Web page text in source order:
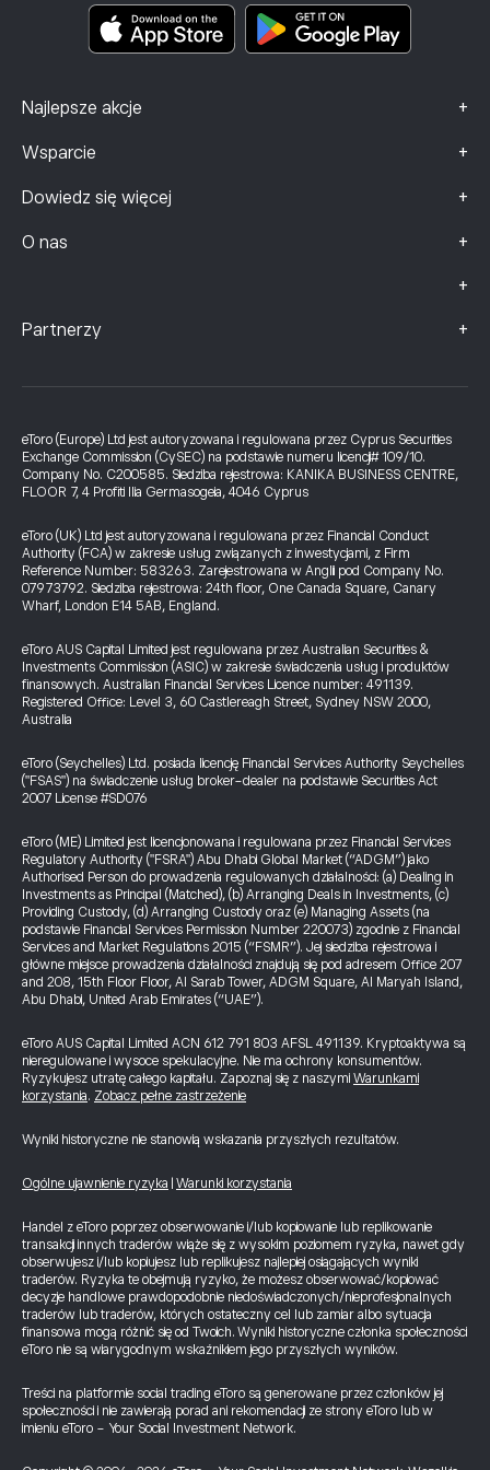
Najlepsze akcje +
Wsparcie +
Dowiedz się więcej +
O nas +
+
Dane dotyczące skarg (klienci FCA)
Partnerzy +
eToro (Europe) Ltd jest autoryzowana i regulowana przez Cyprus Securities
Exchange Commission (CySEC) na podstawie numeru licencji# 109/10.
Company No. C200585. Siedziba rejestrowa: KANIKA BUSINESS CENTRE,
FLOOR 7, 4 Profiti Ilia Germasogeia, 4046 Cyprus
eToro (UK) Ltd jest autoryzowana i regulowana przez Financial Conduct
Authority (FCA) w zakresie usług związanych z inwestycjami, z Firm
Reference Number: 583263. Zarejestrowana w Anglii pod Company No.
07973792. Siedziba rejestrowa: 24th floor, One Canada Square, Canary
Wharf, London E14 5AB, England.
eToro AUS Capital Limited jest regulowana przez Australian Securities &
Investments Commission (ASIC) w zakresie świadczenia usług i produktów
finansowych. Australian Financial Services Licence number: 491139.
Registered Office: Level 3, 60 Castlereagh Street, Sydney NSW 2000,
Australia
eToro (Seychelles) Ltd. posiada licencję Financial Services Authority Seychelles
("FSAS") na świadczenie usług broker-dealer na podstawie Securities Act
2007 License #SD076
eToro (ME) Limited jest licencjonowana i regulowana przez Financial Services
Regulatory Authority ("FSRA") Abu Dhabi Global Market (“ADGM”) jako
Authorised Person do prowadzenia regulowanych działalności: (a) Dealing in
Investments as Principal (Matched), (b) Arranging Deals in Investments, (c)
Providing Custody, (d) Arranging Custody oraz (e) Managing Assets (na
podstawie Financial Services Permission Number 220073) zgodnie z Financial
Services and Market Regulations 2015 (“FSMR”). Jej siedziba rejestrowa i
główne miejsce prowadzenia działalności znajdują się pod adresem Office 207
and 208, 15th Floor Floor, Al Sarab Tower, ADGM Square, Al Maryah Island,
Abu Dhabi, United Arab Emirates (“UAE”).
eToro AUS Capital Limited ACN 612 791 803 AFSL 491139. Kryptoaktywa są
nieregulowane i wysoce spekulacyjne. Nie ma ochrony konsumentów.
Ryzykujesz utratę całego kapitału. Zapoznaj się z naszymi Warunkami
korzystania. Zobacz pełne zastrzeżenie
Wyniki historyczne nie stanowią wskazania przyszłych rezultatów.
Ogólne ujawnienie ryzyka Warunki korzystania
Handel z eToro poprzez obserwowanie i/lub kopiowanie lub replikowanie
transakcji innych traderów wiąże się z wysokim poziomem ryzyka, nawet gdy
obserwujesz i/lub kopiujesz lub replikujesz najlepiej osiągających wyniki
traderów. Ryzyka te obejmują ryzyko, że możesz obserwować/kopiować
decyzje handlowe prawdopodobnie niedoświadczonych/nieprofesjonalnych
traderów lub traderów, których ostateczny cel lub zamiar albo sytuacja
finansowa mogą różnić się od Twoich. Wyniki historyczne członka społeczności
eToro nie są wiarygodnym wskaźnikiem jego przyszłych wyników.
Treści na platformie social trading eToro są generowane przez członków jej
społeczności i nie zawierają porad ani rekomendacji ze strony eToro lub w
imieniu eToro - Your Social Investment Network.